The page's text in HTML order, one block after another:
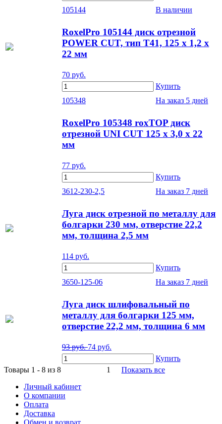
105144
В наличии
RoxelPro 105144 диск отрезной
POWER CUT, тип Т41, 125 x 1,2 x
22 мм
70 руб.
Купить
105348
На заказ 5 дней
RoxelPro 105348 roxTOP диск
отрезной UNI CUT 125 x 3,0 x 22
мм
77 руб.
Купить
3612-230-2,5
На заказ 7 дней
Луга диск отрезной по металлу для
болгарки 230 мм, отверстие 22,2
мм, толщина 2,5 мм
114 руб.
Купить
3650-125-06
На заказ 7 дней
Луга диск шлифовальный по
металлу для болгарки 125 мм,
отверстие 22,2 мм, толщина 6 мм
93руб. 74 руб.
Купить
Товары 1 - 8 из 8
1
Показать все
Личный кабинет
О компании
Оплата
Доставка
Обмен и возврат